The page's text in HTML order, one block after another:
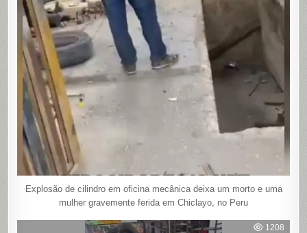
Explosão de cilindro em oficina mecânica deixa um morto e uma
mulher gravemente ferida em Chiclayo, no Peru
1208